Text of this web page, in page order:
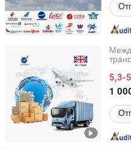
5,3-
1
Changsha Tranbay Supply
Hunan, China